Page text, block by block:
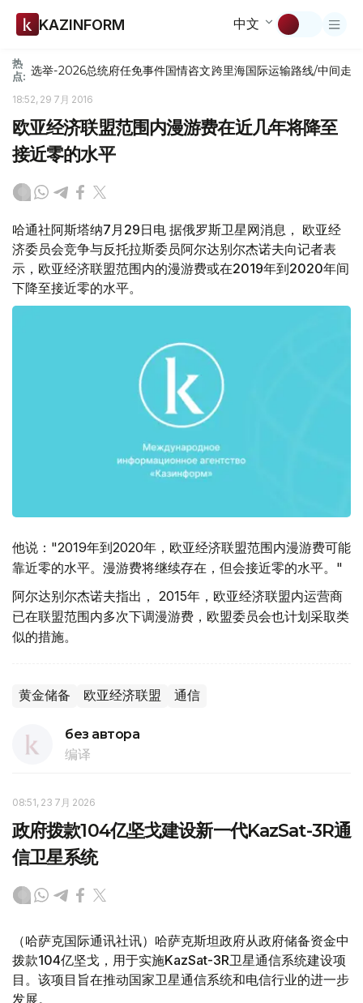
KAZINFORM 中文
热
点: 选举-2026总统府任免事件国情咨文跨里海国际运输路线/中间走廊
18:52, 29 7月 2016
欧亚经济联盟范围内漫游费在近几年将降至
接近零的水平
哈通社阿斯塔纳7月29日电 据俄罗斯卫星网消息， 欧亚经
济委员会竞争与反托拉斯委员阿尔达别尔杰诺夫向记者表
示，欧亚经济联盟范围内的漫游费或在2019年到2020年间
下降至接近零的水平。
他说："2019年到2020年，欧亚经济联盟范围内漫游费可能
靠近零的水平。漫游费将继续存在，但会接近零的水平。"
阿尔达别尔杰诺夫指出， 2015年，欧亚经济联盟内运营商
已在联盟范围内多次下调漫游费，欧盟委员会也计划采取类
似的措施。
黄金储备 欧亚经济联盟 通信
без автора
编译
08:51, 23 7月 2026
政府拨款104亿坚戈建设新一代KazSat-3R通
信卫星系统
（哈萨克国际通讯社讯）哈萨克斯坦政府从政府储备资金中
拨款104亿坚戈，用于实施KazSat-3R卫星通信系统建设项
目。该项目旨在推动国家卫星通信系统和电信行业的进一步
发展。